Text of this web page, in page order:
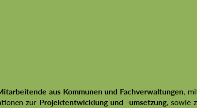
aus Kommunen und Fachverwaltungen,
zur Projektentwicklung und -umsetzung, sowie